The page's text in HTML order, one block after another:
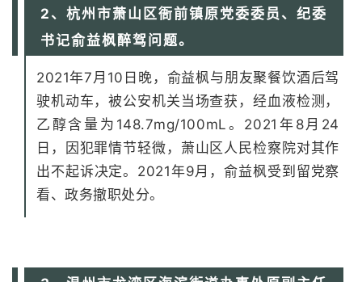
2、杭州市萧山区衙前镇原党委委员、纪委
书记俞益枫醉驾问题。
2021年7月10日晚，俞益枫与朋友聚餐饮酒后驾
驶机动车，被公安机关当场查获，经血液检测，
乙醇含量为148.7mg/100mL。2021年8月24
日，因犯罪情节轻微，萧山区人民检察院对其作
出不起诉决定。2021年9月，俞益枫受到留党察
看、政务撤职处分。